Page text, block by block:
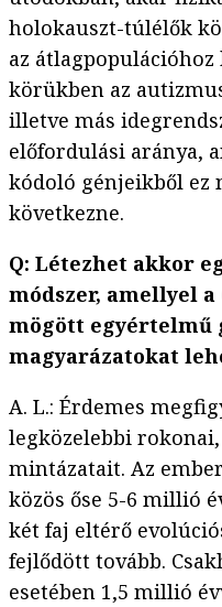
holokauszt-túlélők
az átlagpopulációhoz
körükben az
illetve más
előfordulási aránya,
kódoló génjeikből ez
következne.
Q: Létezhet akkor
módszer, amellyel
mögött
magyarázatokat
A. L.: Érdemes
legközelebbi
mintázatait. Az
közös őse 5-6 millió
két faj eltérő
fejlődött tovább.
esetében 1,5 millió